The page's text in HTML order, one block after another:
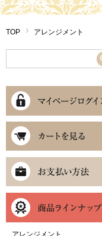
TOP アレンジメント
アレンジメント